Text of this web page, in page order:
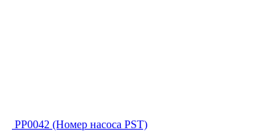
PP0042 (Номер насоса PST)